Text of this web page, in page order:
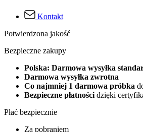
Kontakt
Potwierdzona jakość
Bezpieczne zakupy
Polska: Darmowa wysyłka
Darmowa wysyłka zwrotna
Co najmniej 1 darmowa próbka
Bezpieczne płatnościdzięki
Płać bezpiecznie
Za pobraniem